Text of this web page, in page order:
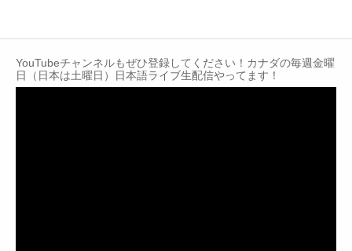
Contact
YouTubeチャンネルもぜひ登録してください！カナダの毎週金曜
日（日本は土曜日）日本語ライブ生配信やってます！